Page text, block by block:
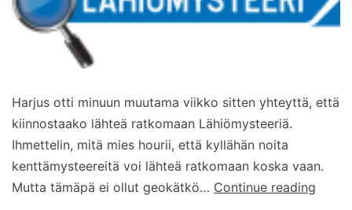
Harjus otti minuun muutama viikko sitten yhteyttä, että
kiinnostaako lähteä ratkomaan Lähiömysteeriä.
Ihmettelin, mitä mies hourii, että kyllähän noita
kenttämysteereitä voi lähteä ratkomaan koska vaan.
Mutta tämäpä ei ollut geokätkö… Continue reading